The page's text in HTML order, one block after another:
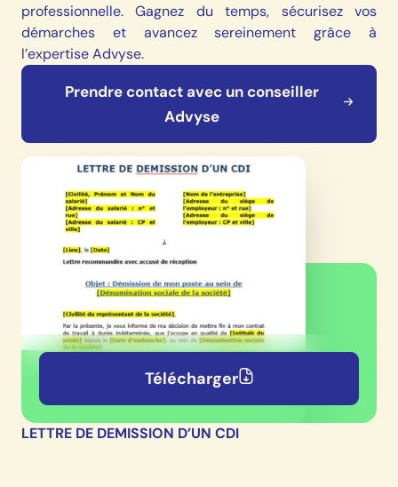
professionnelle. Gagnez du temps, sécurisez vos
démarches et avancez sereinement grâce à
l’expertise Advyse.
Prendre contact avec un conseiller
Advyse
Télécharger
LETTRE DE DEMISSION D’UN CDI